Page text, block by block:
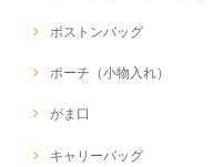
ボストンバッグ
ポーチ（小物入れ）
がま口
キャリーバッグ